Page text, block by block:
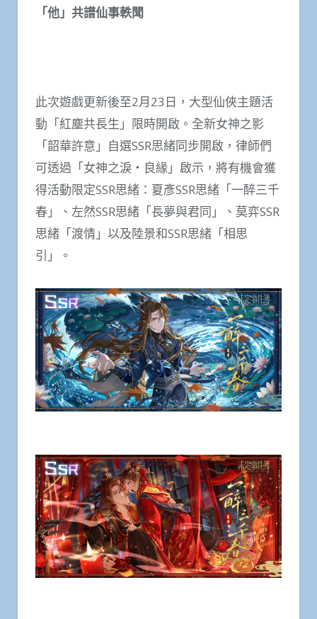
「他」共譜仙事軼聞
此次遊戲更新後至2月23日，大型仙俠主題活
動「紅塵共長生」限時開啟。全新女神之影
「韶華許意」自選SSR思緒同步開啟，律師們
可透過「女神之淚‧良緣」啟示，將有機會獲
得活動限定SSR思緒：夏彥SSR思緒「一醉三千
春」、左然SSR思緒「長夢與君同」、莫弈SSR
思緒「渡情」以及陸景和SSR思緒「相思
引」。